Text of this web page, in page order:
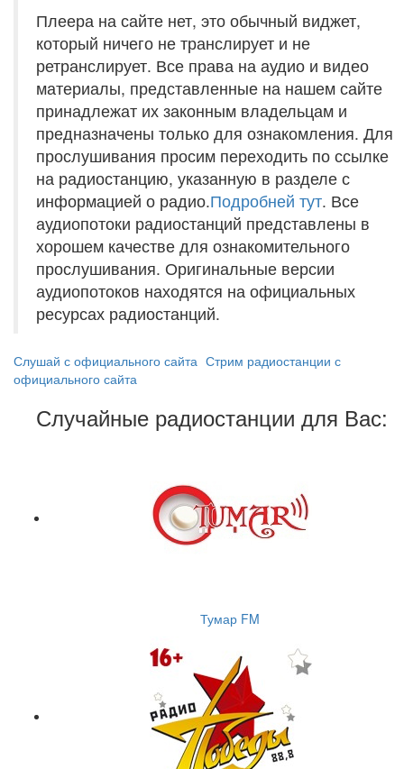
Плеера на сайте нет, это обычный виджет,
который ничего не транслирует и не
ретранслирует. Все права на аудио и видео
материалы, представленные на нашем сайте
принадлежат их законным владельцам и
предназначены только для ознакомления. Для
прослушивания просим переходить по ссылке
на радиостанцию, указанную в разделе с
информацией о радио.Подробней тут. Все
аудиопотоки радиостанций представлены в
хорошем качестве для ознакомительного
прослушивания. Оригинальные версии
аудиопотоков находятся на официальных
ресурсах радиостанций.
Слушай с официального сайта Стрим радиостанции с
официального сайта
Случайные радиостанции для Вас:
Тумар FM